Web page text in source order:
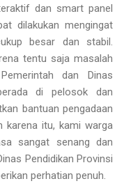
dan smart panel
dilakukan mengingat
besar dan stabil.
tentu saja masalah
dan Dinas
di pelosok dan
bantuan pengadaan
karena itu, kami warga
sangat senang dan
Pendidikan Provinsi
perhatian penuh.